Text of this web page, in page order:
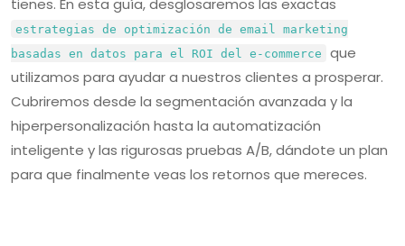
estrategias de optimización de email marketing
basadas en datos para el ROI del e-commerce
que
utilizamos para ayudar a nuestros clientes a prosperar.
Cubriremos desde la segmentación avanzada y la
hiperpersonalización hasta la automatización
inteligente y las rigurosas pruebas A/B, dándote un plan
para que finalmente veas los retornos que mereces.